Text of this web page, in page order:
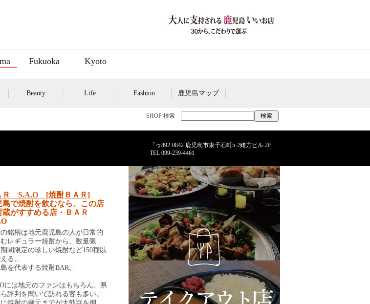
Fukuoka Kyoto
Beauty Life Fashion 鹿児島マップ
SHOP 検索
「ゥ892-0842 鹿児島市東千石町5-2緒方ビル 2F
TEL 099-239-4461
Ｒ S.A.O [焼酎ＢＡＲ]
島で焼酎を飲むなら、この店
蔵がすすめる店・ＢＡＲ
銘柄は地元鹿児島の人が日常的
レギュラー焼酎から、数量限
間限定の珍しい焼酎など150種以
る。
を代表する焼酎BAR。
には地元のファンはもちろん、県
評判を聞いて訪れる客も多い。